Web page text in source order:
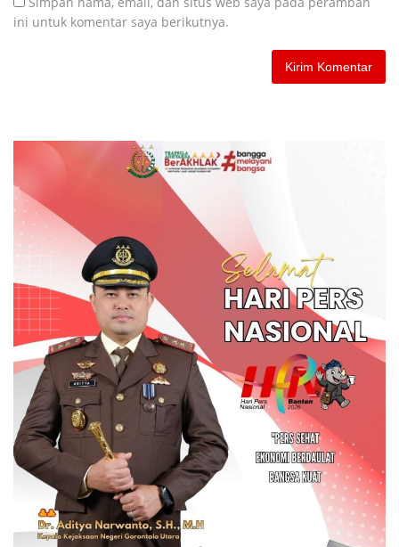
ini untuk komentar saya berikutnya.